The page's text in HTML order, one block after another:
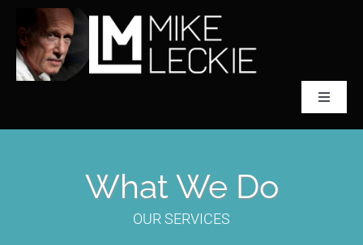
content
Toggle
ABOUT MIKE LECKIE
What We Do
OUR SERVICES